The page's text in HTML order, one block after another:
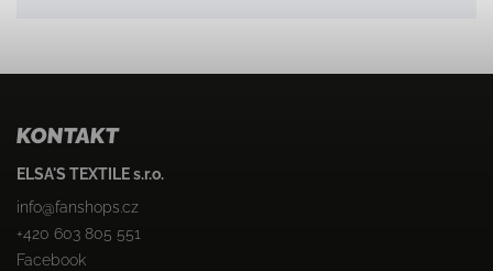
KONTAKT
ELSA'S TEXTILE s.r.o.
info@fanshops.cz
+420 603 805 551
Facebook